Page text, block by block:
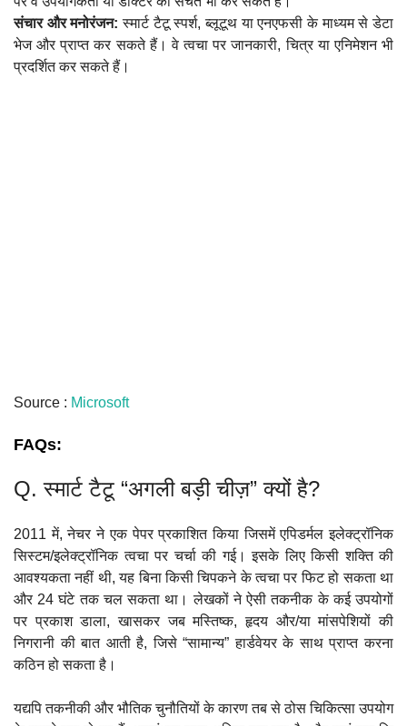
संचार और मनोरंजन: स्मार्ट टैटू स्पर्श, ब्लूटूथ या एनएफसी के माध्यम से डेटा
भेज और प्राप्त कर सकते हैं। वे त्वचा पर जानकारी, चित्र या एनिमेशन भी
प्रदर्शित कर सकते हैं।
Source : Microsoft
FAQs:
Q. स्मार्ट टैटू “अगली बड़ी चीज़” क्यों है?
2011 में, नेचर ने एक पेपर प्रकाशित किया जिसमें एपिडर्मल इलेक्ट्रॉनिक
सिस्टम/इलेक्ट्रॉनिक त्वचा पर चर्चा की गई। इसके लिए किसी शक्ति की
आवश्यकता नहीं थी, यह बिना किसी चिपकने के त्वचा पर फिट हो सकता था
और 24 घंटे तक चल सकता था। लेखकों ने ऐसी तकनीक के कई उपयोगों
पर प्रकाश डाला, खासकर जब मस्तिष्क, हृदय और/या मांसपेशियों की
निगरानी की बात आती है, जिसे “सामान्य” हार्डवेयर के साथ प्राप्त करना
कठिन हो सकता है।
यद्यपि तकनीकी और भौतिक चुनौतियों के कारण तब से ठोस चिकित्सा उपयोग